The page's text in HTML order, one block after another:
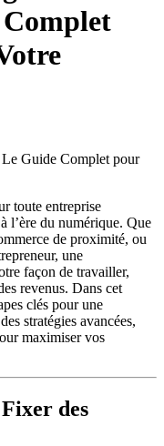
Guide Complet pour
toute entreprise
l’ère du numérique. Que
de proximité, ou
une
façon de travailler,
revenus. Dans cet
clés pour une
stratégies avancées,
maximiser vos
des